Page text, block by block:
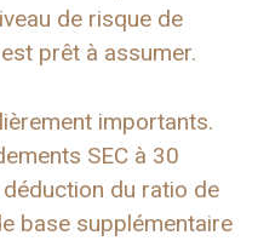
de risque de
prêt à assumer.
importants.
SEC à 30
du ratio de
base supplémentaire